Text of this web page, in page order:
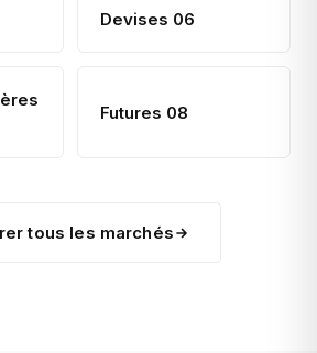
Devises 06
Futures 08
tous les marchés